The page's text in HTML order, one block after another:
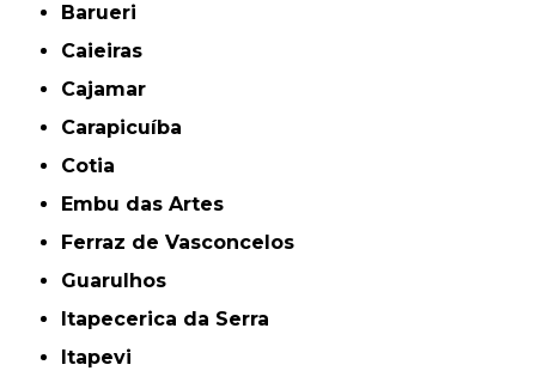
Barueri
Caieiras
Cajamar
Carapicuíba
Cotia
Embu das Artes
Ferraz de Vasconcelos
Guarulhos
Itapecerica da Serra
Itapevi